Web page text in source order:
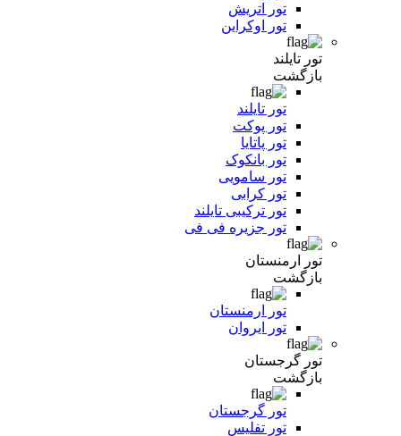
تور اتریش
تور اوکراین
تور تایلند
بازگشت
تور تایلند
تور پوکت
تور پاتایا
تور بانکوک
تور سامویی
تور کرابی
تور ترکیبی تایلند
تور جزیره فی فی
تور ارمنستان
بازگشت
تور ارمنستان
تور ایروان
تور گرجستان
بازگشت
تور گرجستان
تور تفلیس